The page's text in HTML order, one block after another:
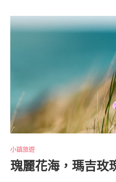
小鎮旅遊
瑰麗花海，瑪吉玫